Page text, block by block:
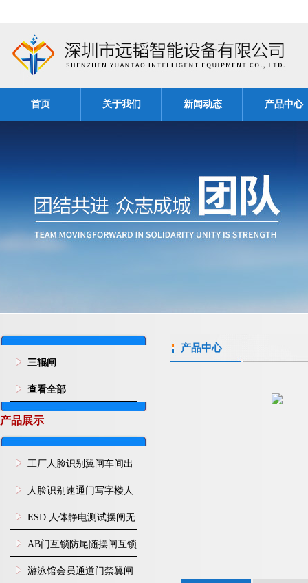
首页 关于我们 新闻动态 产品中心
三辊闸
查看全部
产品展示
工厂人脸识别翼闸车间出
入口人行通道门禁
人脸识别速通门写字楼人
行通道闸门禁设备
ESD 人体静电测试摆闸无
尘车间防静电闸机
AB门互锁防尾随摆闸互锁
闸机
游泳馆会员通道门禁翼闸
产品中心